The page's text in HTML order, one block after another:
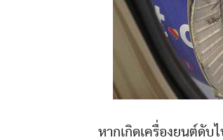
หากเกิดเครื่องยนต์ดับ